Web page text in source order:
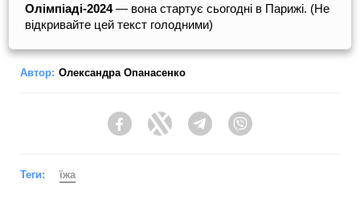
Олімпіаді-2024— вона стартує сьогодні в Парижі. (Не
відкривайте цей текст голодними)
Автор: Олександра Опанасенко
FacebookTwitter Telegram
Теги: їжа